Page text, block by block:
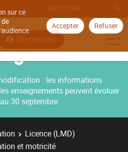
sur ce
Accepter Refuser
Se connecter
: les informations
enseignements peuvent évoluer
30 septembre
Licence (LMD)
et motricité